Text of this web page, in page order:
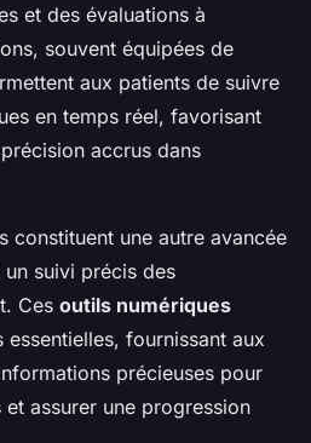
et des évaluations à
souvent équipées de
aux patients de suivre
en temps réel, favorisant
accrus dans
constituent une autre avancée
suivi précis des
Ces outils numériques
fournissant aux
précieuses pour
assurer une progression